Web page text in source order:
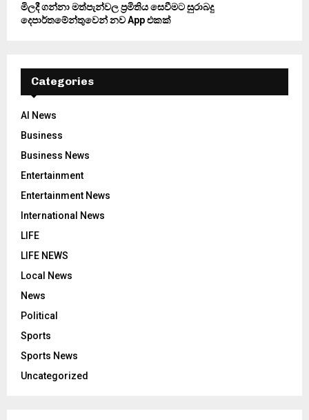
මිලදී ගන්නා මත්පැන්වල ප්‍රමිතිය සෙවීමට සුරාබදු
දෙපාර්තමේන්තුවෙන් නව App එකක්
Categories
AI News
Business
Business News
Entertainment
Entertainment News
International News
LIFE
LIFE NEWS
Local News
News
Political
Sports
Sports News
Uncategorized